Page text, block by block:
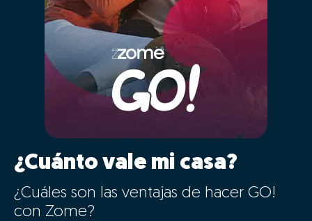
¿Cuánto vale mi casa?
¿Cuáles son las ventajas de hacer GO!
con Zome?